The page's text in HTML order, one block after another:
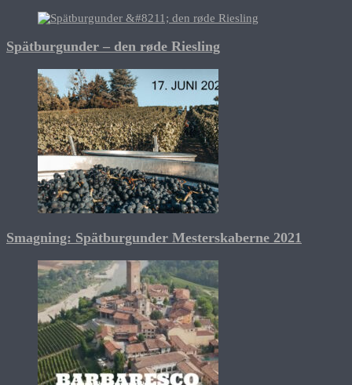
Spätburgunder – den røde Riesling
Smagning: Spätburgunder Mesterskaberne 2021